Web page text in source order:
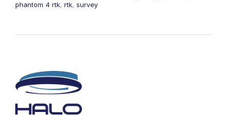
phantom 4 rtk, rtk, survey